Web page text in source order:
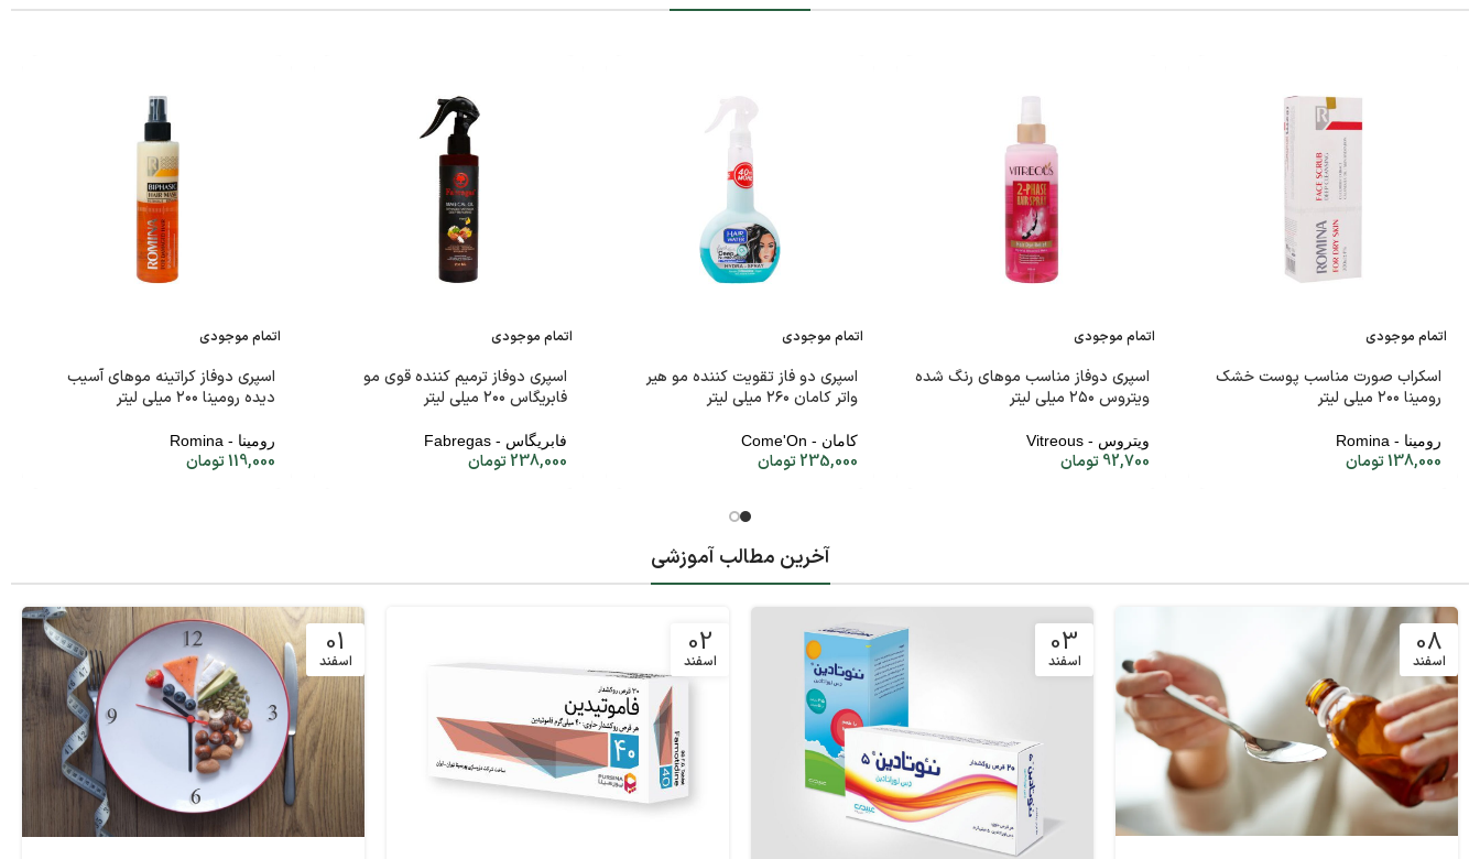
اتمام موجودی
اسکراب صورت مناسب پوست خشک
رومینا ۲۰۰ میلی لیتر
رومینا - Romina
138,000تومان
اتمام موجودی
اسپری دوفاز مناسب موهای رنگ شده
ویتروس ۲۵۰ میلی لیتر
ویتروس - Vitreous
92,700تومان
اتمام موجودی
اسپری دو فاز تقویت کننده مو هیر
واتر کامان ۲۶۰ میلی لیتر
کامان - Come'On
235,000تومان
اتمام موجودی
اسپری دوفاز ترمیم کننده قوی مو
فابریگاس ۲۰۰ میلی لیتر
فابریگاس - Fabregas
238,000 تومان
اتمام موجودی
اسپری دوفاز کراتینه موهای آسیب
دیده رومینا ۲۰۰ میلی لیتر
رومینا - Romina
119,000تومان
آخرین مطالب آموزشی
08
اسفند
03
اسفند
02
اسفند
01
اسفند